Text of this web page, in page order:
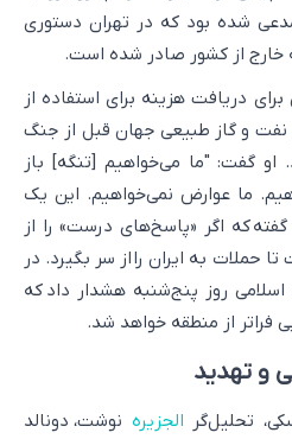
شده بود که در تهران دستوری
خارج از کشور صادر شده است.
دریافت هزینه برای استفاده از
نفت و گاز طبیعی جهان قبل از جنگ
او گفت: "ما می‌خواهیم [تنگه] باز
ما عوارض نمی‌خواهیم. این یک
که اگر «پاسخ‌های درست» را از
حملات به ایران را از سر بگیرد. در
اسلامی روز پنج‌شنبه هشدار داد که
فراتر از منطقه خواهد شد.
و تهدید
تحلیل‌گر الجزیره نوشت، دونالد